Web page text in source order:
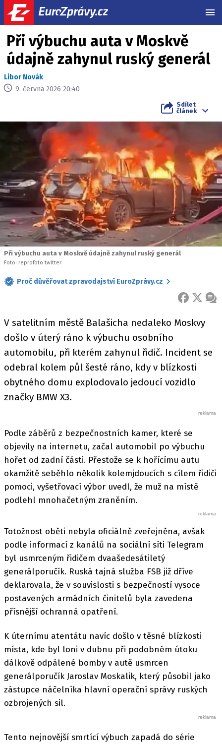
Při výbuchu auta v Moskvě
údajně zahynul ruský generál
Libor Novák
9. června 2026 20:40
Sdílet
článek
Při výbuchu auta v Moskvě údajně zahynul ruský generál
Foto: reprofoto twitter
Proč důvěřovat zpravodajství EuroZprávy.cz
FACEBOOK
X
V satelitním městě Balašicha nedaleko Moskvy
došlo v úterý ráno k výbuchu osobního
automobilu, při kterém zahynul řidič. Incident se
odebral kolem půl šesté ráno, kdy v blízkosti
obytného domu explodovalo jedoucí vozidlo
značky BMW X3.
Podle záběrů z bezpečnostních kamer, které se
objevily na internetu, začal automobil po výbuchu
hořet od zadní části. Přestože se k hořícímu autu
okamžitě seběhlo několik kolemjdoucích s cílem řidiči
pomoci, vyšetřovací výbor uvedl, že muž na místě
podlehl mnohačetným zraněním.
Totožnost oběti nebyla oficiálně zveřejněna, avšak
podle informací z kanálů na sociální síti Telegram
byl usmrceným řidičem dvaašedesátiletý
generálporučík. Ruská tajná služba FSB již dříve
deklarovala, že v souvislosti s bezpečností vysoce
postavených armádních činitelů byla zavedena
přísnější ochranná opatření.
K úternímu atentátu navíc došlo v těsné blízkosti
místa, kde byl loni v dubnu při podobném útoku
dálkově odpálené bomby v autě usmrcen
generálporučík Jaroslav Moskalik, který působil jako
zástupce náčelníka hlavní operační správy ruských
ozbrojených sil.
Tento nejnovější smrtící výbuch zapadá do série